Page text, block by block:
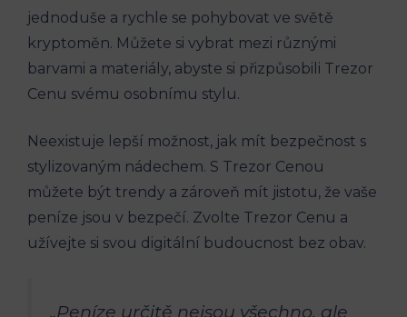
jednoduše a rychle se pohybovat ve světě
kryptoměn. Můžete si vybrat mezi různými
barvami a materiály, abyste si přizpůsobili Trezor
Cenu svému osobnímu stylu.
Neexistuje lepší možnost, jak mít bezpečnost s
stylizovaným nádechem. S Trezor Cenou
můžete být trendy a zároveň mít jistotu, že vaše
peníze jsou v bezpečí. Zvolte Trezor Cenu a
užívejte si svou digitální budoucnost bez obav.
„Peníze určitě nejsou všechno, ale